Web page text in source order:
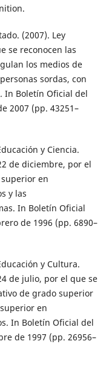
(2007). Ley
se reconocen las
los medios de
sordas, con
In Boletín Oficial del
2007 (pp. 43251–
y Ciencia.
de diciembre, por el
en
y las
In Boletín Oficial
de 1996 (pp. 6890–
y Cultura.
de julio, por el que se
de grado superior
en
In Boletín Oficial del
de 1997 (pp. 26956–